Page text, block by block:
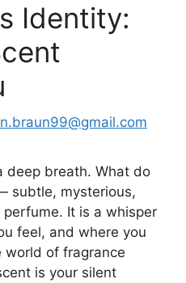
Identity:
deep breath. What do
subtle, mysterious,
It is a whisper
feel, and where you
world of fragrance
is your silent